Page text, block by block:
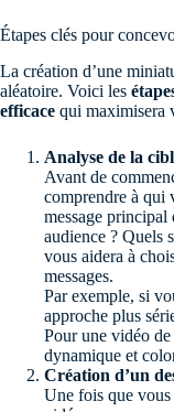
Étapes clés pour
La création d’une
aléatoire. Voici les
efficace qui maximisera
Analyse de la
Avant de
comprendre à qui
message
audience ? Quels
vous aidera à
messages.
Par exemple, si
approche plus
Pour une vidéo
dynamique et
Création d’un
Une fois que vous